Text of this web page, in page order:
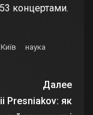
концертами.
Київ
наука
Далее
Presniakov: як